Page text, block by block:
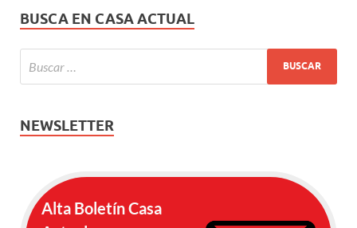
BUSCA EN CASA ACTUAL
NEWSLETTER
Alta Boletín Casa